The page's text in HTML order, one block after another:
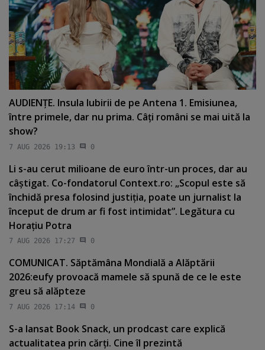
AUDIENŢE. Insula Iubirii de pe Antena 1. Emisiunea,
între primele, dar nu prima. Câţi români se mai uită la
show?
7 AUG 2026 19:13 0
Li s-au cerut milioane de euro într-un proces, dar au
câştigat. Co-fondatorul Context.ro: „Scopul este să
închidă presa folosind justiţia, poate un jurnalist la
început de drum ar fi fost intimidat”. Legătura cu
Horaţiu Potra
7 AUG 2026 17:27 0
COMUNICAT. Săptămâna Mondială a Alăptării
2026:eufy provoacă mamele să spună de ce le este
greu să alăpteze
7 AUG 2026 17:14 0
S-a lansat Book Snack, un prodcast care explică
actualitatea prin cărţi. Cine îl prezintă